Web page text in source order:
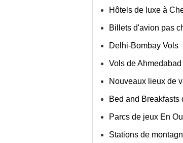
Hôtels de luxe à
Billets d'avion pas
Delhi-Bombay Vols
Vols de Ahmedabad
Nouveaux lieux de
Bed and Breakfasts
Parcs de jeux En
Stations de